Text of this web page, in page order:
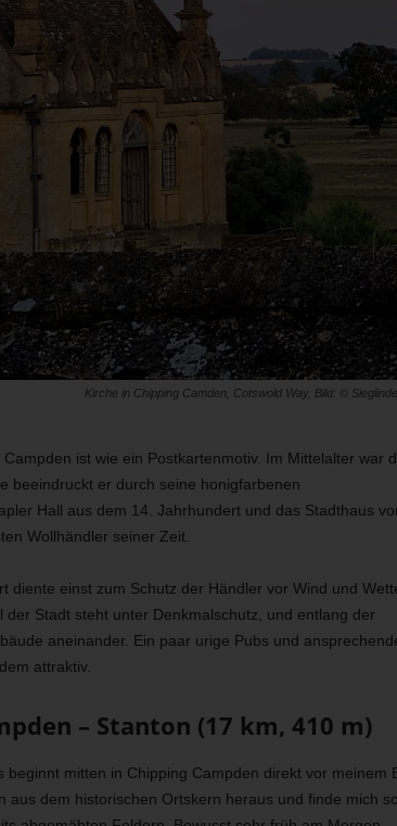
Kirche in Chipping Camden, Cotswold Way, Bild: ©
ist wie ein Postkartenmotiv. Im Mittelalter war
beeindruckt er durch seine honigfarbenen
Hall aus dem 14. Jahrhundert und das Stadthaus
Wollhändler seiner Zeit.
diente einst zum Schutz der Händler vor Wind und
Stadt steht unter Denkmalschutz, und entlang der
aneinander. Ein paar urige Pubs und
attraktiv.
– Stanton (17 km, 410 m)
beginnt mitten in Chipping Campden direkt vor meinem
aus dem historischen Ortskern heraus und finde mich